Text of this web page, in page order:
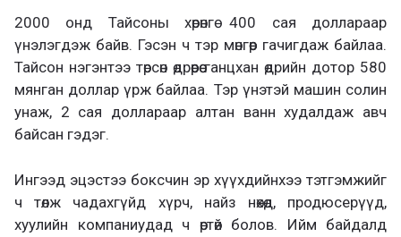
2000 онд Тайсоны хөрөнгө 400 сая доллараар
үнэлэгдэж байв. Гэсэн ч тэр мөнгөөр гачигдаж байлаа.
Тайсон нэгэнтээ төрсөн өдрөөрөө ганцхан өдрийн дотор 580
мянган доллар үрж байлаа. Тэр үнэтэй машин солин
унаж, 2 сая доллараар алтан ванн худалдаж авч
байсан гэдэг.
Ингээд эцэстээ боксчин эр хүүхдийнхээ тэтгэмжийг
ч төлж чадахгүйд хүрч, найз нөхөд, продюсерүүд,
хуулийн компаниудад ч өртөй болов. Ийм байдалд